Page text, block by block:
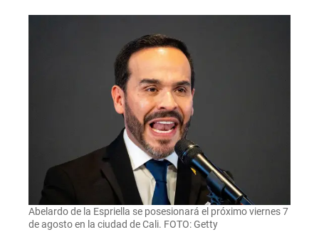
Abelardo de la Espriella se posesionará el próximo viernes 7
de agosto en la ciudad de Cali. FOTO: Getty